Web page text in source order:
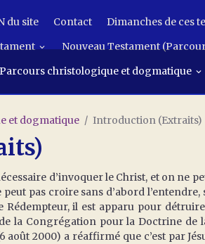
du site Contact Dimanches de ces
Nouveau Testament
Parcours christologique et dogmatique
et dogmatique Introduction (Extraits)
d’invoquer le Christ, et on ne
pas croire sans d’abord
Rédempteur, il est apparu pour
la Congrégation pour la Doctrine de
août 2000) a réaffirmé que c’est par